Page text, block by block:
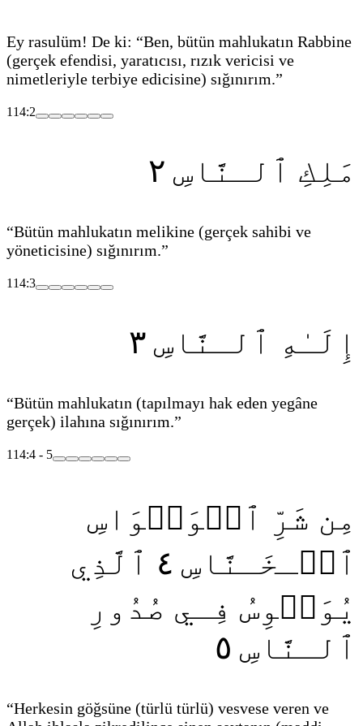
Ey rasulüm! De ki: “Ben, bütün mahlukatın Rabbine
(gerçek efendisi, yaratıcısı, rızık vericisi ve
nimetleriyle terbiye edicisine) sığınırım.”
114:2
مَلِكِ ٱلـنَّاسِ ٢
“Bütün mahlukatın melikine (gerçek sahibi ve
yöneticisine) sığınırım.”
114:3
إِلَـٰهِ ٱلـنَّاسِ ٣
“Bütün mahlukatın (tapılmayı hak eden yegâne
gerçek) ilahına sığınırım.”
114:4 - 5
مِن شَرِّ ٱلۡوَسۡوَاسِ
ٱلۡـخَـنَّاسِ ٤ ٱلَّذِي
يُوَسۡوِسُ فِـي صُدُورِ
ٱلـنَّاسِ ٥
“Herkesin göğsüne (türlü türlü) vesvese veren ve